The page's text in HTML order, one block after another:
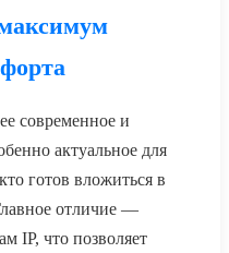
современное и
актуальное для
готов вложиться в
отличие —
IP, что позволяет